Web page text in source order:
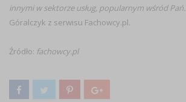
innymi w sektorze usług, popularnym wśród Pań.
Góralczyk z serwisu Fachowcy.pl.
Źródło: fachowcy.pl